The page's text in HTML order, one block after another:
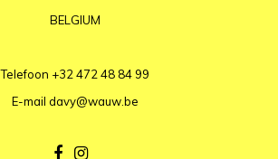
BELGIUM
Telefoon +32 472 48 84 99
E-mail davy@wauw.be